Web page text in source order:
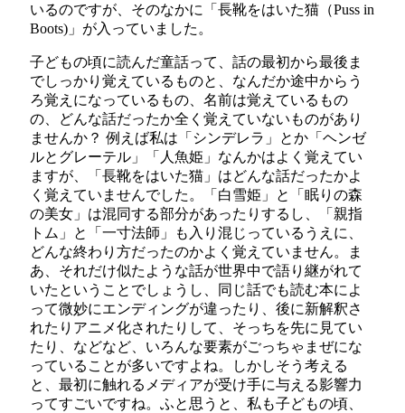
いるのですが、そのなかに「長靴をはいた猫（Puss in
Boots)」が入っていました。
子どもの頃に読んだ童話って、話の最初から最後ま
でしっかり覚えているものと、なんだか途中からう
ろ覚えになっているもの、名前は覚えているもの
の、どんな話だったか全く覚えていないものがあり
ませんか？ 例えば私は「シンデレラ」とか「ヘンゼ
ルとグレーテル」「人魚姫」なんかはよく覚えてい
ますが、「長靴をはいた猫」はどんな話だったかよ
く覚えていませんでした。「白雪姫」と「眠りの森
の美女」は混同する部分があったりするし、「親指
トム」と「一寸法師」も入り混じっているうえに、
どんな終わり方だったのかよく覚えていません。ま
あ、それだけ似たような話が世界中で語り継がれて
いたということでしょうし、同じ話でも読む本によ
って微妙にエンディングが違ったり、後に新解釈さ
れたりアニメ化されたりして、そっちを先に見てい
たり、などなど、いろんな要素がごっちゃまぜにな
っていることが多いですよね。しかしそう考える
と、最初に触れるメディアが受け手に与える影響力
ってすごいですね。ふと思うと、私も子どもの頃、